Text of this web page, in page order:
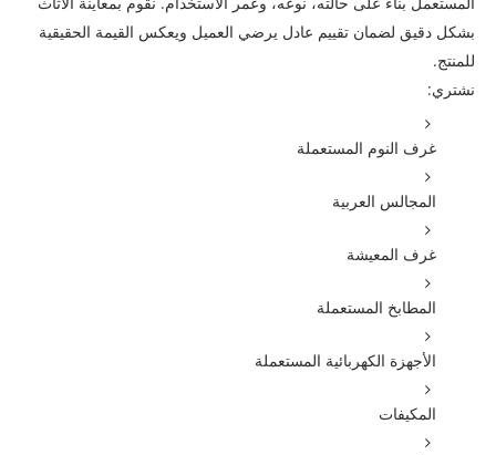
بشكل دقيق لضمان تقييم عادل يرضي العميل ويعكس القيمة الحقيقية
للمنتج.
نشتري:
غرف النوم المستعملة
المجالس العربية
غرف المعيشة
المطابخ المستعملة
الأجهزة الكهربائية المستعملة
المكيفات